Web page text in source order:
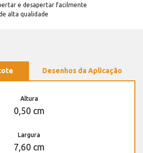
e desapertar facilmente
alta qualidade
Desenhos da Aplicação
Altura
0,50 cm
Largura
7,60 cm